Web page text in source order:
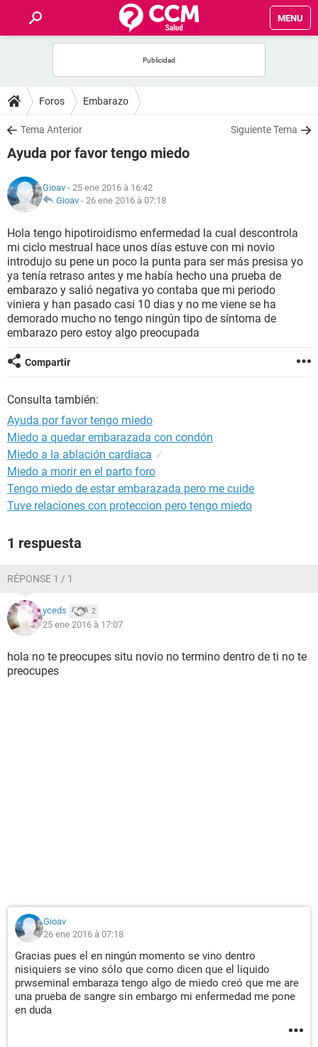
MENU
FORUMS
SALUD
FAMILIA
NUTRICIÓN
BIENESTAR
SEXUALIDAD
GLOSARIO
Foros Embarazo
Tema Anterior Siguiente Tema
Ayuda por favor tengo miedo
Gioav - 25 ene 2016 à 16:42
Gioav - 26 ene 2016 à 07:18
Hola tengo hipotiroidismo enfermedad la cual descontrola
mi ciclo mestrual hace unos días estuve con mi novio
introdujo su pene un poco la punta para ser más presisa yo
ya tenía retraso antes y me había hecho una prueba de
embarazo y salió negativa yo contaba que mi periodo
viniera y han pasado casi 10 dias y no me viene se ha
demorado mucho no tengo ningún tipo de síntoma de
embarazo pero estoy algo preocupada
Compartir
Consulta también:
Ayuda por favor tengo miedo
Miedo a quedar embarazada con condón
Miedo a la ablación cardíaca ✓
Miedo a morir en el parto foro
Tengo miedo de estar embarazada pero me cuide
Tuve relaciones con proteccion pero tengo miedo
1 respuesta
RÉPONSE 1 / 1
yceds 2
25 ene 2016 à 17:07
hola no te preocupes situ novio no termino dentro de ti no te
preocupes
Gioav
26 ene 2016 à 07:18
Gracias pues el en ningún momento se vino dentro
nisiquiers se vino sólo que como dicen que el liquido
prwseminal embaraza tengo algo de miedo creó que me are
una prueba de sangre sin embargo mi enfermedad me pone
en duda